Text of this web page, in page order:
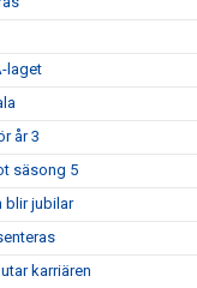
laget
år 3
säsong 5
blir jubilar
karriären